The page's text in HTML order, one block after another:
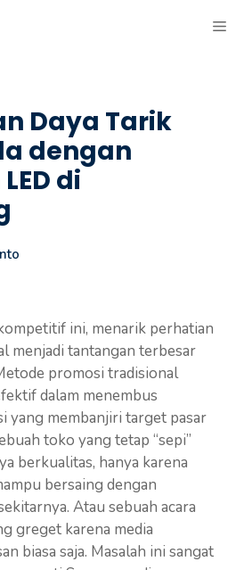
Daya Tarik
dengan
di
ini, menarik perhatian
menjadi tantangan terbesar
promosi tradisional
dalam menembus
yang membanjiri target pasar
toko yang tetap “sepi”
berkualitas, hanya karena
bersaing dengan
Atau sebuah acara
greget karena media
biasa saja. Masalah ini sangat